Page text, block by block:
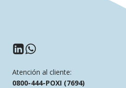
Atención al cliente:
0800-444-POXI (7694)